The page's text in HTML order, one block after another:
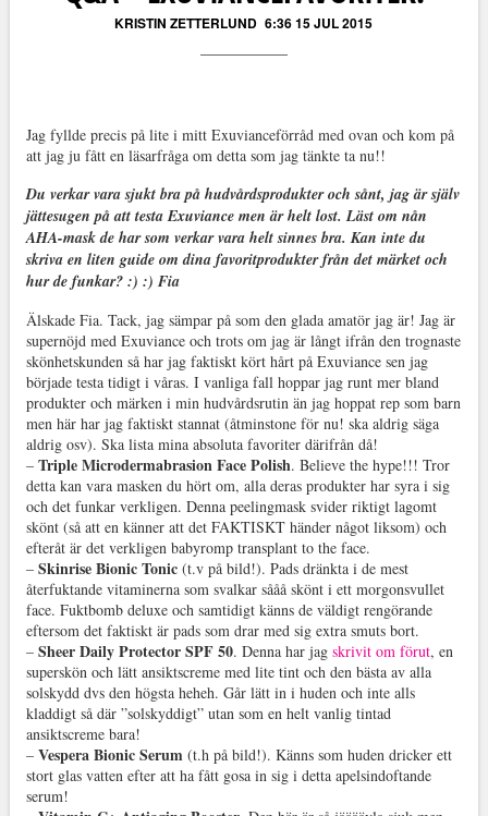
KRISTIN ZETTERLUND 6:36 15 JUL 2015
Jag fyllde precis på lite i mitt Exuvianceförråd med ovan och kom på
att jag ju fått en läsarfråga om detta som jag tänkte ta nu!!
Du verkar vara sjukt bra på hudvårdsprodukter och sånt, jag är själv
jättesugen på att testa Exuviance men är helt lost. Läst om nån
AHA-mask de har som verkar vara helt sinnes bra. Kan inte du
skriva en liten guide om dina favoritprodukter från det märket och
hur de funkar? :) :) Fia
Älskade Fia. Tack, jag sämpar på som den glada amatör jag är! Jag är
supernöjd med Exuviance och trots om jag är långt ifrån den trognaste
skönhetskunden så har jag faktiskt kört hårt på Exuviance sen jag
började testa tidigt i våras. I vanliga fall hoppar jag runt mer bland
produkter och märken i min hudvårdsrutin än jag hoppat rep som barn
men här har jag faktiskt stannat (åtminstone för nu! ska aldrig säga
aldrig osv). Ska lista mina absoluta favoriter därifrån då!
– Triple Microdermabrasion Face Polish. Believe the hype!!! Tror
detta kan vara masken du hört om, alla deras produkter har syra i sig
och det funkar verkligen. Denna peelingmask svider riktigt lagomt
skönt (så att en känner att det FAKTISKT händer något liksom) och
efteråt är det verkligen babyromp transplant to the face.
– Skinrise Bionic Tonic(t.v på bild!). Pads dränkta i de mest
återfuktande vitaminerna som svalkar sååå skönt i ett morgonsvullet
face. Fuktbomb deluxe och samtidigt känns de väldigt rengörande
eftersom det faktiskt är pads som drar med sig extra smuts bort.
– Sheer Daily Protector SPF 50. Denna har jag skrivit om förut, en
superskön och lätt ansiktscreme med lite tint och den bästa av alla
solskydd dvs den högsta heheh. Går lätt in i huden och inte alls
kladdigt så där ”solskyddigt” utan som en helt vanlig tintad
ansiktscreme bara!
– Vespera Bionic Serum(t.h på bild!). Känns som huden dricker ett
stort glas vatten efter att ha fått gosa in sig i detta apelsindoftande
serum!